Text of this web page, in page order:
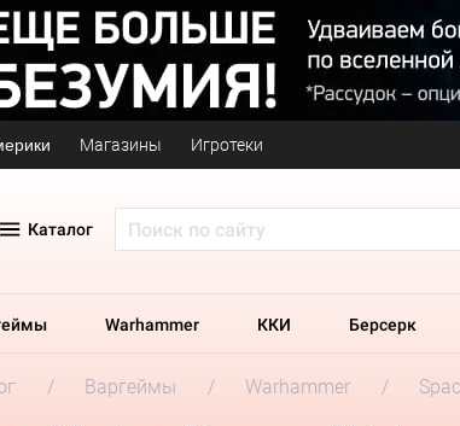
Магазины Игротеки
Каталог
Warhammer ККИ Берсерк
Варгеймы Warhammer